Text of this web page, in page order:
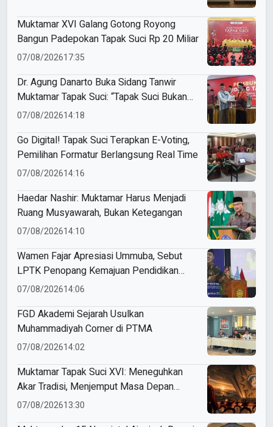
Muktamar XVI Galang Gotong Royong
Bangun Padepokan Tapak Suci Rp 20 Miliar
07/08/202617:35
Dr. Agung Danarto Buka Sidang Tanwir
Muktamar Tapak Suci: “Tapak Suci Bukan
Organisasi Ko Ping Ho dan Dracin”
07/08/202614:18
Go Digital! Tapak Suci Terapkan E-Voting,
Pemilihan Formatur Berlangsung Real Time
07/08/202614:16
Haedar Nashir: Muktamar Harus Menjadi
Ruang Musyawarah, Bukan Ketegangan
07/08/202614:10
Wamen Fajar Apresiasi Ummuba, Sebut
LPTK Penopang Kemajuan Pendidikan
Indonesia
07/08/202614:06
FGD Akademi Sejarah Usulkan
Muhammadiyah Corner di PTMA
07/08/202614:02
Muktamar Tapak Suci XVI: Meneguhkan
Akar Tradisi, Menjemput Masa Depan
Mendunia
07/08/202613:30